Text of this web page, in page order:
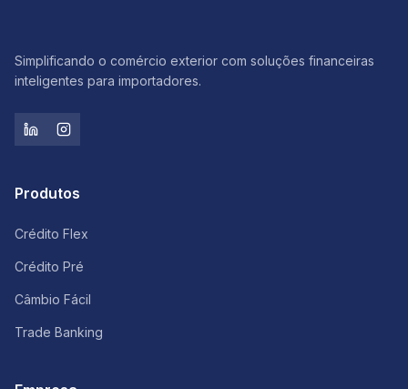
Simplificando o comércio exterior com soluções financeiras
inteligentes para importadores.
Produtos
Crédito Flex
Crédito Pré
Câmbio Fácil
Trade Banking